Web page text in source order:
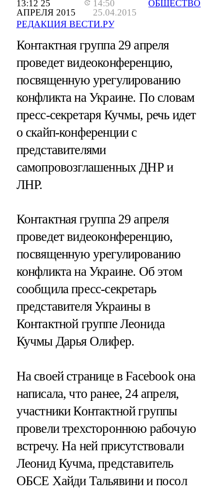
13:12 25
АПРЕЛЯ 2015
14:50
25.04.2015
РЕДАКЦИЯ ВЕСТИ.РУ
ОБЩЕСТВО
Контактная группа 29 апреля
проведет видеоконференцию,
посвященную урегулированию
конфликта на Украине. По словам
пресс-секретаря Кучмы, речь идет
о скайп-конференции с
представителями
самопровозглашенных ДНР и
ЛНР.
Контактная группа 29 апреля
проведет видеоконференцию,
посвященную урегулированию
конфликта на Украине. Об этом
сообщила пресс-секретарь
представителя Украины в
Контактной группе Леонида
Кучмы Дарья Олифер.
На своей странице в Facebook она
написала, что ранее, 24 апреля,
участники Контактной группы
провели трехстороннюю рабочую
встречу. На ней присутствовали
Леонид Кучма, представитель
ОБСЕ Хайди Тальявини и посол